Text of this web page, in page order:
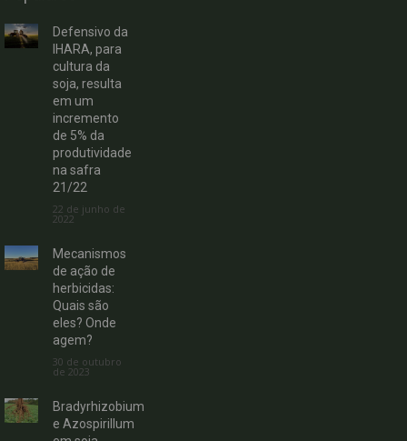
Defensivo da
IHARA, para
cultura da
soja, resulta
em um
incremento
de 5% da
produtividade
na safra
21/22
22 de junho de
2022
Mecanismos
de ação de
herbicidas:
Quais são
eles? Onde
agem?
30 de outubro
de 2023
Bradyrhizobium
e Azospirillum